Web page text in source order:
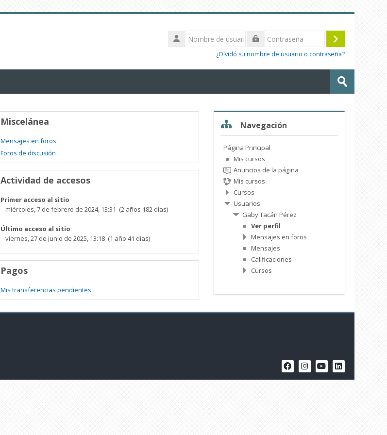
Nombre
de
Acceder
¿Olvidó su nombre de usuario o contraseña?
Enviar
Miscelánea
Mensajes en foros
Foros de discusión
Actividad de accesos
Primer acceso al sitio
miércoles, 7 de febrero de 2024, 13:31 (2 años 182 días)
Último acceso al sitio
viernes, 27 de junio de 2025, 13:18 (1 año 41 días)
Pagos
Mis transferencias pendientes
Navegación
Página Principal
Mis cursos
Anuncios de la página
Mis cursos
Cursos
Usuarios
Gaby Tacán Pérez
Ver perfil
Mensajes en foros
Mensajes
Calificaciones
Cursos